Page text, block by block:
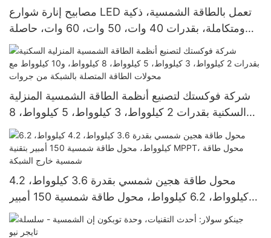
مصابيح إنارة شوارع LED تعمل بالطاقة الشمسية، ذكية
ومتكاملة، بقدرات 40 وات، 50 وات، 60 وات، حاصلة
على تصنيف IP65، من سلسلة G | فوكستك سولار
شركة فوكستك لتصنيع أنظمة الطاقة الشمسية المنزلية
السكنية بقدرات 2 كيلوواط، 3 كيلوواط، 5 كيلوواط، 8
كيلوواط، و10 كيلوواط مع محولات الطاقة المتصلة
بالشبكة من جروات
محول طاقة هجين شمسي بقدرة 3.6 كيلوواط، 4.2
كيلوواط، 6.2 كيلوواط، محول طاقة شمسية 150 أمبير
بتقنية MPPT، محول طاقة شمسية خارج الشبكة